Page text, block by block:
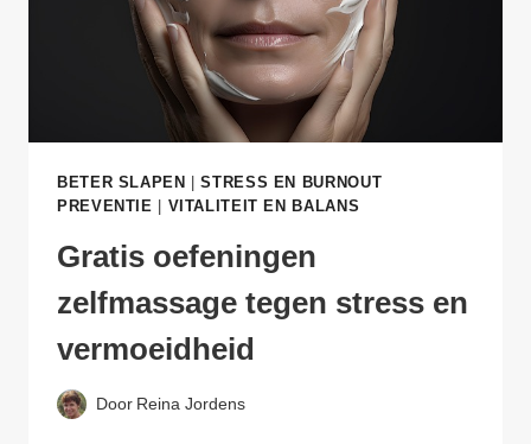
BETER SLAPEN |STRESS EN BURNOUT
PREVENTIE
VITALITEIT EN BALANS
Gratis oefeningen
zelfmassage tegen stress en
vermoeidheid
Door Reina Jordens